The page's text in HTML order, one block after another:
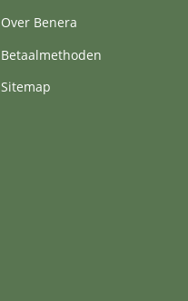
Over Benera
Betaalmethoden
Sitemap